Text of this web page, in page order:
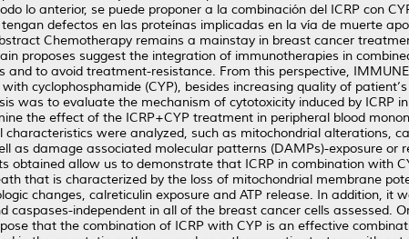
lo anterior, se puede proponer a la combinación del ICRP con
defectos en las proteínas implicadas en la vía de muerte
Chemotherapy remains a mainstay in breast cancer
proposes suggest the integration of immunotherapies in
to avoid treatment-resistance. From this perspective,
cyclophosphamide (CYP), besides increasing quality of
was to evaluate the mechanism of cytotoxicity induced by ICRP
the effect of the ICRP+CYP treatment in peripheral blood
were analyzed, such as mitochondrial alterations,
as damage associated molecular patterns (DAMPs)-exposure or
allow us to demonstrate that ICRP in combination with
that is characterized by the loss of mitochondrial membrane
changes, calreticulin exposure and ATP release. In addition, it
caspases-independent in all of the breast cancer cells assessed.
that the combination of ICRP with CYP is an effective